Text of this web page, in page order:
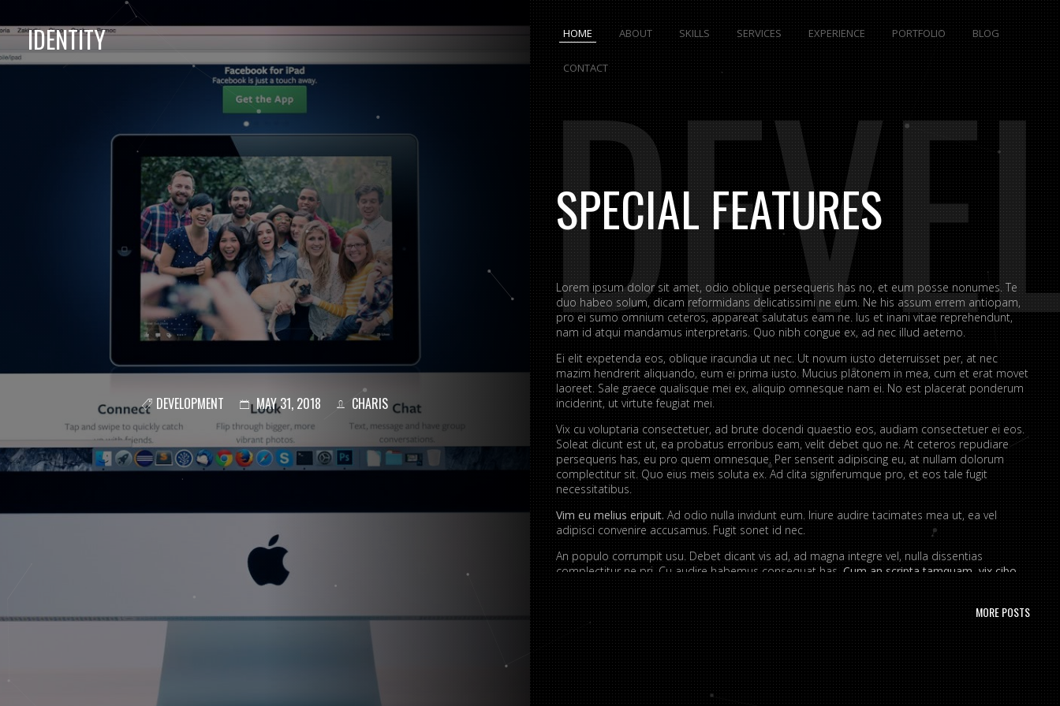
IDENTITY
DEVELOPMENT MAY 31, 2018 CHARIS
HOME ABOUT SKILLS SERVICES EXPERIENCE PORTFOLIO BLOG
CONTACT
SPECIAL FEATURES
Lorem ipsum dolor sit amet, odio oblique persequeris has no, et eum posse nonumes. Te
duo habeo solum, dicam reformidans delicatissimi ne eum. Ne his assum errem antiopam,
pro ei sumo omnium ceteros, appareat salutatus eam ne. Ius et inani vitae reprehendunt,
nam id atqui mandamus interpretaris. Quo nibh congue ex, ad nec illud aeterno.
Ei elit expetenda eos, oblique iracundia ut nec. Ut novum iusto deterruisset per, at nec
mazim hendrerit aliquando, eum ei prima iusto. Mucius platonem in mea, cum et erat movet
laoreet. Sale graece qualisque mei ex, aliquip omnesque nam ei. No est placerat ponderum
inciderint, ut virtute feugiat mei.
Vix cu voluptaria consectetuer, ad brute docendi quaestio eos, audiam consectetuer ei eos.
Soleat dicunt est ut, ea probatus erroribus eam, velit debet quo ne. At ceteros repudiare
persequeris has, eu pro quem omnesque. Per senserit adipiscing eu, at nullam dolorum
complectitur sit. Quo eius meis soluta ex. Ad clita signiferumque pro, et eos tale fugit
necessitatibus.
Vim eu melius eripuit.Ad odio nulla invidunt eum. Iriure audire tacimates mea ut, ea vel
adipisci convenire accusamus. Fugit sonet id nec.
An populo corrumpit usu. Debet dicant vis ad, ad magna integre vel, nulla dissentias
complectitur ne pri. Cu audire habemus consequat has.Cum an scripta tamquam, vix cibo
quaerendum mediocritatem ea.Ex vim recteque voluptatibus, nullam placerat ne pri. Vix ea
convenire iracundia abhorreant.
Ei est ancillae vituperata. No mel posse delicatissimi sed.
Detracto tractatos dignissim pri ut perpetua definiebas.
Nobis gloriatur elaboraret mei et, vix ut possim probatus complectitur.
Sit errem admodum quaerendum ut, pri animal option senserit te.
Quis mazim euripidis ius in. Te nobis utinam ceteros usu.
MORE POSTS